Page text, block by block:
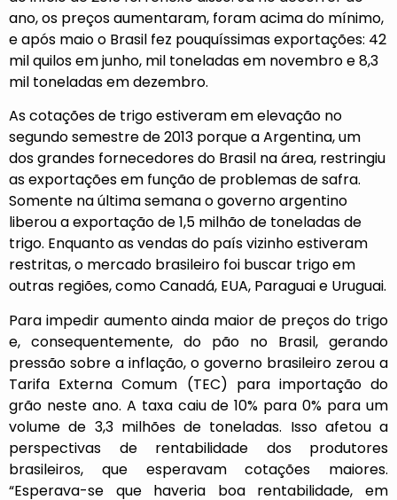
ano, os preços aumentaram, foram acima do mínimo,
e após maio o Brasil fez pouquíssimas exportações: 42
mil quilos em junho, mil toneladas em novembro e 8,3
mil toneladas em dezembro.
As cotações de trigo estiveram em elevação no
segundo semestre de 2013 porque a Argentina, um
dos grandes fornecedores do Brasil na área, restringiu
as exportações em função de problemas de safra.
Somente na última semana o governo argentino
liberou a exportação de 1,5 milhão de toneladas de
trigo. Enquanto as vendas do país vizinho estiveram
restritas, o mercado brasileiro foi buscar trigo em
outras regiões, como Canadá, EUA, Paraguai e Uruguai.
Para impedir aumento ainda maior de preços do trigo
e, consequentemente, do pão no Brasil, gerando
pressão sobre a inflação, o governo brasileiro zerou a
Tarifa Externa Comum (TEC) para importação do
grão neste ano. A taxa caiu de 10% para 0% para um
volume de 3,3 milhões de toneladas. Isso afetou a
perspectivas de rentabilidade dos produtores
brasileiros, que esperavam cotações maiores.
“Esperava-se que haveria boa rentabilidade, em